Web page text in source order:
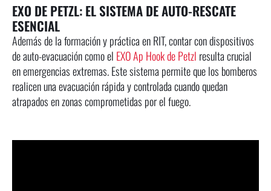
EXO DE PETZL: EL SISTEMA DE AUTO-RESCATE
ESENCIAL
Además de la formación y práctica en RIT, contar con dispositivos
de auto-evacuación como el EXO Ap Hook de Petzl resulta crucial
en emergencias extremas. Este sistema permite que los bomberos
realicen una evacuación rápida y controlada cuando quedan
atrapados en zonas comprometidas por el fuego.